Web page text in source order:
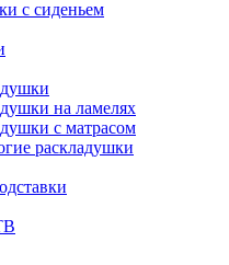
с сиденьем
на ламелях
с матрасом
раскладушки